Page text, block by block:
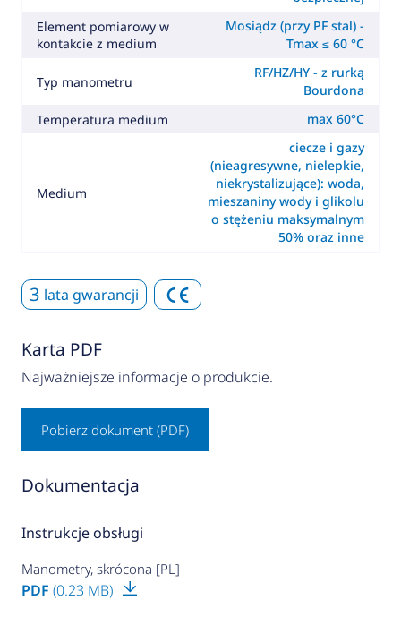
Element pomiarowy w
kontakcie z medium
Mosiądz (przy PF stal) -
Tmax ≤ 60 °C
Typ manometru
RF/HZ/HY - z rurką
Bourdona
Temperatura medium
max 60°C
Medium
ciecze i gazy
(nieagresywne, nielepkie,
niekrystalizujące): woda,
mieszaniny wody i glikolu
o stężeniu maksymalnym
50% oraz inne
3 lata gwarancji
Karta PDF
Najważniejsze informacje o produkcie.
Pobierz dokument (PDF)
Dokumentacja
Instrukcje obsługi
Manometry, skrócona [PL]
PDF (0.23 MB)